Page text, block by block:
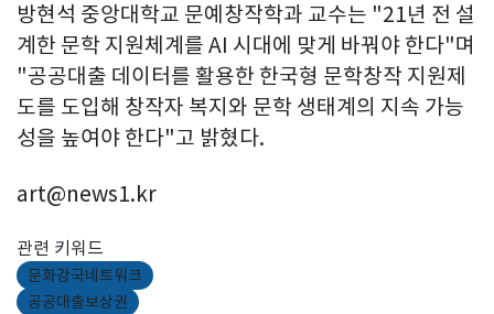
방현석 중앙대학교 문예창작학과 교수는 "21년 전 설
계한 문학 지원체계를 AI 시대에 맞게 바꿔야 한다"며
"공공대출 데이터를 활용한 한국형 문학창작 지원제
도를 도입해 창작자 복지와 문학 생태계의 지속 가능
성을 높여야 한다"고 밝혔다.
art@news1.kr
관련 키워드
문화강국네트워크
공공대출보상권